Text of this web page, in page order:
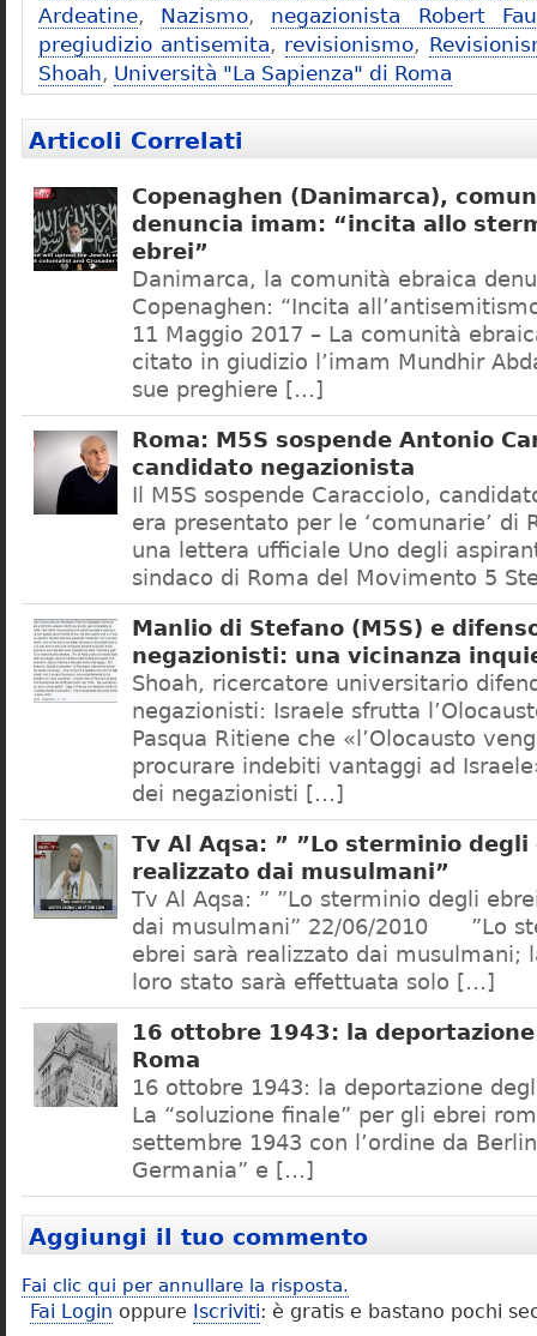
Ardeatine, Nazismo, negazionista Robert
pregiudizio antisemita, revisionismo,
Shoah, Università "La Sapienza" di Roma
Articoli Correlati
Copenaghen (Danimarca),
denuncia imam: “incita allo
ebrei”
Danimarca, la comunità ebraica
Copenaghen: “Incita
11 Maggio 2017 – La comunità
citato in giudizio l’imam Mundhir
sue preghiere […]
Roma: M5S sospende Antonio
candidato negazionista
Il M5S sospende Caracciolo,
era presentato per le ‘comunarie’ di
una lettera ufficiale Uno degli
sindaco di Roma del Movimento 5
Manlio di Stefano (M5S) e
negazionisti: una vicinanza
Shoah, ricercatore universitario
negazionisti: Israele sfrutta
Pasqua Ritiene che «l’Olocausto
procurare indebiti vantaggi ad
dei negazionisti […]
Tv Al Aqsa: ” ”Lo sterminio degli
realizzato dai musulmani”
Tv Al Aqsa: ” ”Lo sterminio degli
dai musulmani” 22/06/2010 ”Lo
ebrei sarà realizzato dai musulmani;
loro stato sarà effettuata solo […]
16 ottobre 1943: la
Roma
16 ottobre 1943: la deportazione
La “soluzione finale” per gli ebrei
settembre 1943 con l’ordine da
Germania” e […]
Aggiungi il tuo commento
Fai clic qui per annullare la risposta.
Fai Login oppure Iscriviti: è gratis e bastano pochi